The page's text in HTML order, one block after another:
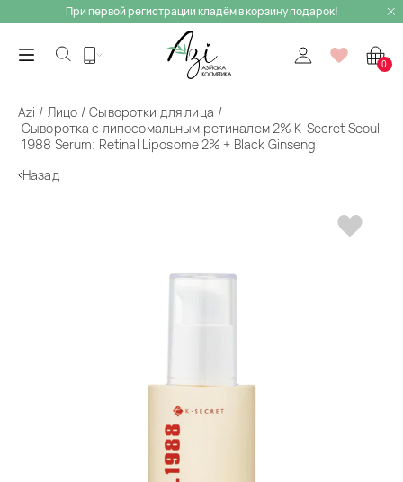
При первой регистрации кладём в корзину подарок!
0
Azi Лицо
Сыворотки для лица
Сыворотка с липосомальным ретиналем 2% K-Secret Seoul
1988 Serum: Retinal Liposome 2% + Black Ginseng
Назад